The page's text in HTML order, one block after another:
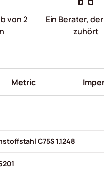
von 2
Ein Berater,
zuhört
Metric
C75S 1.1248